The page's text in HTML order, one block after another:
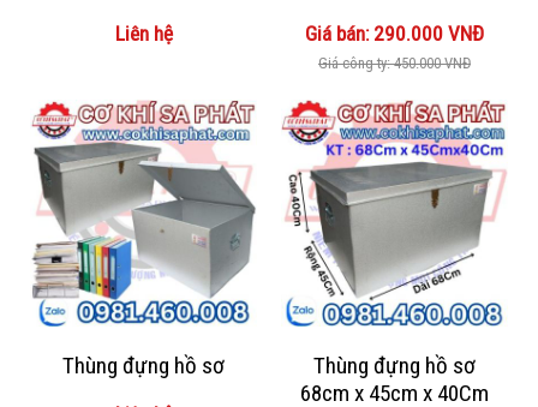
Liên hệ Giá bán: 290.000 VNĐ
Giá công ty: 450.000 VNĐ
Thùng đựng hồ sơ
Thùng đựng hồ sơ
68cm x 45cm x 40Cm